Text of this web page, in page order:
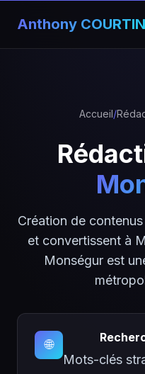
Anthony COURTIN
Accueil/
Création de
et convertissent à
Monségur est
🌐
Mots-clés